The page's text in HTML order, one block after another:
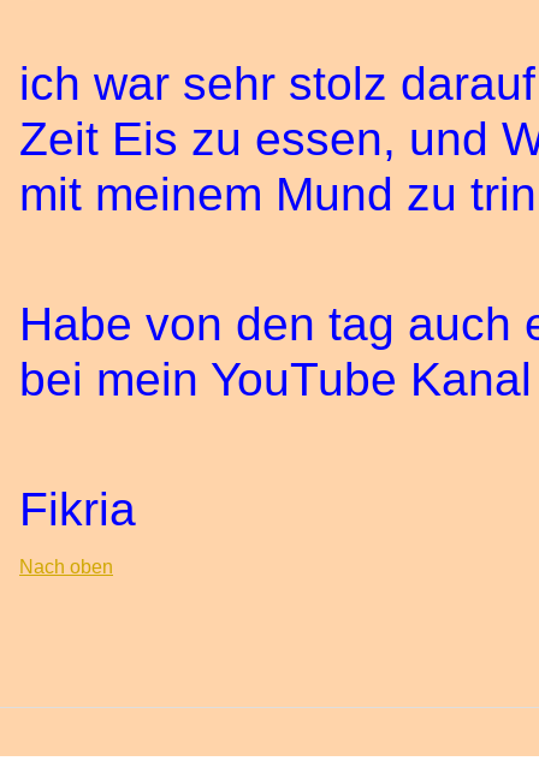
ich war sehr stolz
Zeit Eis zu essen, und
mit meinem Mund zu
Habe von den tag auch
bei mein YouTube
Fikria
Nach oben